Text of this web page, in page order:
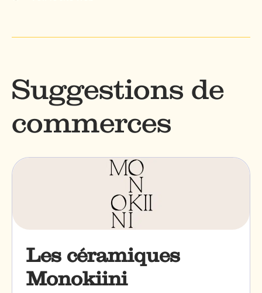
Suggestions de
commerces
Les céramiques
Monokiini